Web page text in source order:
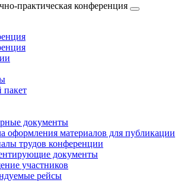
практическая конференция
пакет
документы
оформления материалов для публикации
трудов конференции
документы
участников
рейсы